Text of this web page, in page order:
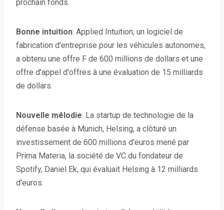
prochain fonds.
Bonne intuition: Applied Intuition, un logiciel de
fabrication d'entreprise pour les véhicules autonomes,
a obtenu une offre F de 600 millions de dollars et une
offre d'appel d'offres à une évaluation de 15 milliards
de dollars.
Nouvelle mélodie: La startup de technologie de la
défense basée à Munich, Helsing, a clôturé un
investissement de 600 millions d'euros mené par
Prima Materia, la société de VC du fondateur de
Spotify, Daniel Ek, qui évaluait Helsing à 12 milliards
d'euros.